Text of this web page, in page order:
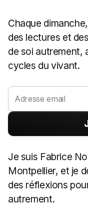
Chaque
des lectures et
de soi autrement,
cycles du vivant.
Je suis Fabrice
Montpellier, et je
des réflexions
autrement.